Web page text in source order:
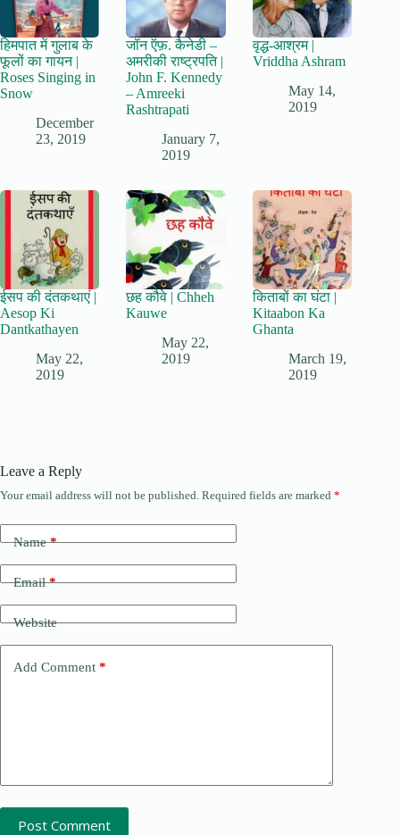
हिमपात में गुलाब के
फूलों का गायन |
Roses Singing in
Snow
December
23, 2019
जॉन ऍफ़. कैनेडी –
अमरीकी राष्ट्रपति |
John F. Kennedy
– Amreeki
Rashtrapati
January 7,
2019
वृद्ध-आश्रम |
Vriddha Ashram
May 14,
2019
ईसप की दंतकथाएं |
Aesop Ki
Dantkathayen
May 22,
2019
छह कौवे | Chheh
Kauwe
May 22,
2019
किताबों का घंटा |
Kitaabon Ka
Ghanta
March 19,
2019
Leave a Reply
Your email address will not be published. Required fields are marked *
Name*
Email*
Website
Add Comment *
Post Comment